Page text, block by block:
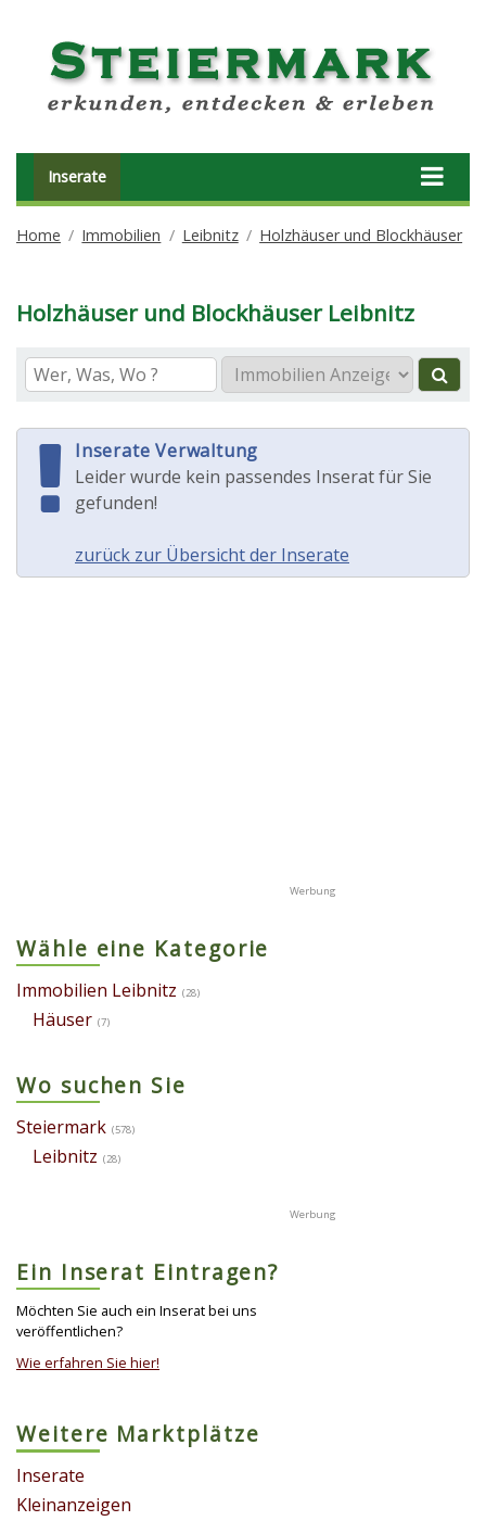
Inserate
Home Immobilien Leibnitz Holzhäuser und Blockhäuser
Holzhäuser und Blockhäuser Leibnitz
Inserate Verwaltung
Leider wurde kein passendes Inserat für Sie
gefunden!
zurück zur Übersicht der Inserate
Wähle eine Kategorie
Immobilien Leibnitz (28)
Häuser (7)
Wo suchen Sie
Steiermark (578)
Leibnitz (28)
Ein Inserat Eintragen?
Möchten Sie auch ein Inserat bei uns
veröffentlichen?
Wie erfahren Sie hier!
Weitere Marktplätze
Inserate
Kleinanzeigen